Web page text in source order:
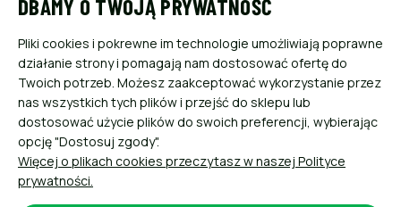
PŁATNOŚCI I DOSTAWA
INFORMACJE
O NAS
DBAMY O TWOJĄ PRYWATNOŚĆ
Pliki cookies i pokrewne im technologie umożliwiają poprawne
działanie strony i pomagają nam dostosować ofertę do
Twoich potrzeb. Możesz zaakceptować wykorzystanie przez
nas wszystkich tych plików i przejść do sklepu lub
dostosować użycie plików do swoich preferencji, wybierając
opcję "Dostosuj zgody".
Więcej o plikach cookies przeczytasz w naszej Polityce
prywatności.